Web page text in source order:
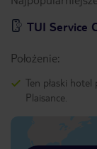
TUI Service
Położenie:
Ten płaski
Plaisance.